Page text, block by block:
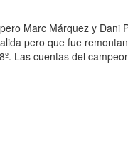
Marc Márquez y
pero que fue
Las cuentas del